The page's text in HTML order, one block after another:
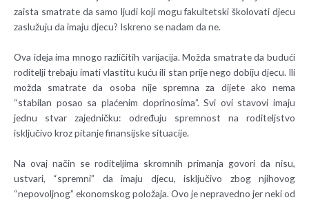
zaista smatrate da samo ljudi koji mogu fakultetski školovati djecu
zaslužuju da imaju djecu? Iskreno se nadam da ne.
Ova ideja ima mnogo različitih varijacija. Možda smatrate da budući
roditelji trebaju imati vlastitu kuću ili stan prije nego dobiju djecu. Ili
možda smatrate da osoba nije spremna za dijete ako nema
“stabilan posao sa plaćenim doprinosima”. Svi ovi stavovi imaju
jednu stvar zajedničku: određuju spremnost na roditeljstvo
isključivo kroz pitanje finansijske situacije.
Na ovaj način se roditeljima skromnih primanja govori da nisu,
ustvari, “spremni” da imaju djecu, isključivo zbog njihovog
“nepovoljnog” ekonomskog položaja. Ovo je nepravedno jer neki od